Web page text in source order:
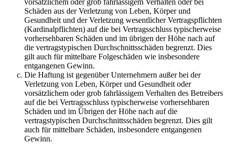
vorsätzlichem oder grob fahrlässigem Verhalten oder bei
Schäden aus der Verletzung von Leben, Körper und
Gesundheit und der Verletzung wesentlicher Vertragspflichten
(Kardinalpflichten) auf die bei Vertragsschluss typischerweise
vorhersehbaren Schäden und im übrigen der Höhe nach auf
die vertragstypischen Durchschnittsschäden begrenzt. Dies
gilt auch für mittelbare Folgeschäden wie insbesondere
entgangenen Gewinn.
Die Haftung ist gegenüber Unternehmern außer bei der
Verletzung von Leben, Körper und Gesundheit oder
vorsätzlichem oder grob fahrlässigem Verhalten des Betreibers
auf die bei Vertragsschluss typischerweise vorhersehbaren
Schäden und im Übrigen der Höhe nach auf die
vertragstypischen Durchschnittsschäden begrenzt. Dies gilt
auch für mittelbare Schäden, insbesondere entgangenen
Gewinn.